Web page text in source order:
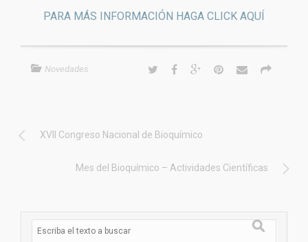
PARA MÁS INFORMACIÓN HAGA CLICK AQUÍ
Novedades
XVII Congreso Nacional de Bioquímico
Mes del Bioquímico – Actividades Científicas